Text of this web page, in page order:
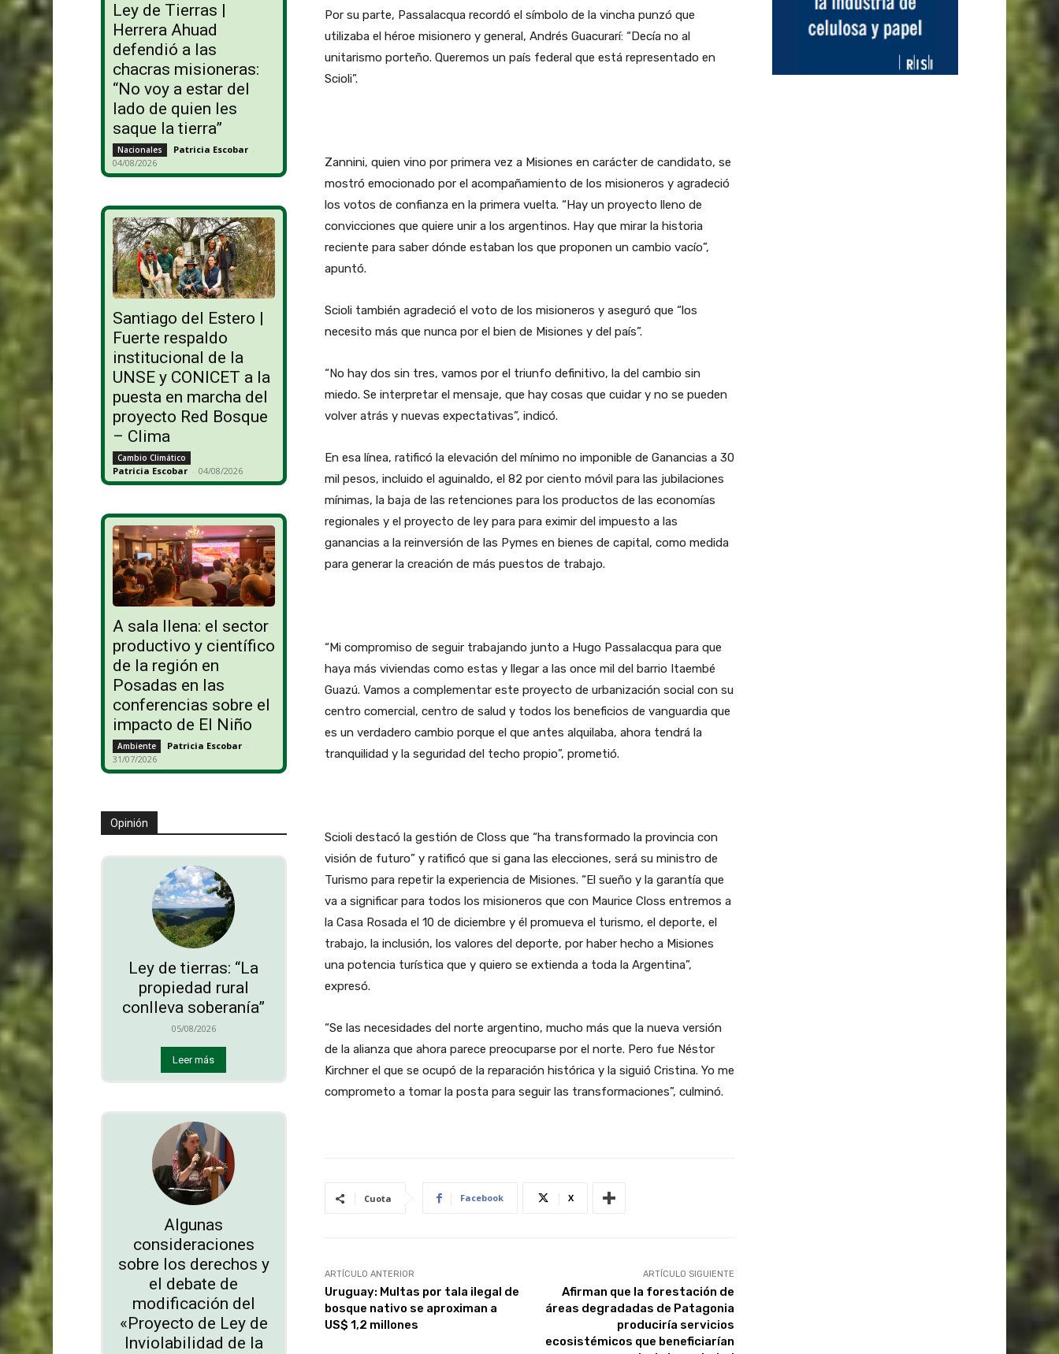
Ley de Tierras |
Herrera Ahuad
defendió a las
chacras misioneras:
“No voy a estar del
lado de quien les
saque la tierra”
Nacionales Patricia Escobar -
04/08/2026
Santiago del Estero |
Fuerte respaldo
institucional de la
UNSE y CONICET a la
puesta en marcha del
proyecto Red Bosque
– Clima
Cambio Climático
Patricia Escobar - 04/08/2026
A sala llena: el sector
productivo y científico
de la región en
Posadas en las
conferencias sobre el
impacto de El Niño
Ambiente Patricia Escobar -
31/07/2026
Opinión
Ley de tierras: “La
propiedad rural
conlleva soberanía”
05/08/2026
Leer más
Algunas
consideraciones
sobre los derechos y
el debate de
modificación del
«Proyecto de Ley de
Inviolabilidad de la
Por su parte, Passalacqua recordó el símbolo de la vincha punzó que
utilizaba el héroe misionero y general, Andrés Guacurarí: “Decía no al
unitarismo porteño. Queremos un país federal que está representado en
Scioli”.
Zannini, quien vino por primera vez a Misiones en carácter de candidato, se
mostró emocionado por el acompañamiento de los misioneros y agradeció
los votos de confianza en la primera vuelta. “Hay un proyecto lleno de
convicciones que quiere unir a los argentinos. Hay que mirar la historia
reciente para saber dónde estaban los que proponen un cambio vacío”,
apuntó.
Scioli también agradeció el voto de los misioneros y aseguró que “los
necesito más que nunca por el bien de Misiones y del país”.
“No hay dos sin tres, vamos por el triunfo definitivo, la del cambio sin
miedo. Se interpretar el mensaje, que hay cosas que cuidar y no se pueden
volver atrás y nuevas expectativas”, indicó.
En esa línea, ratificó la elevación del mínimo no imponible de Ganancias a 30
mil pesos, incluido el aguinaldo, el 82 por ciento móvil para las jubilaciones
mínimas, la baja de las retenciones para los productos de las economías
regionales y el proyecto de ley para para eximir del impuesto a las
ganancias a la reinversión de las Pymes en bienes de capital, como medida
para generar la creación de más puestos de trabajo.
“Mi compromiso de seguir trabajando junto a Hugo Passalacqua para que
haya más viviendas como estas y llegar a las once mil del barrio Itaembé
Guazú. Vamos a complementar este proyecto de urbanización social con su
centro comercial, centro de salud y todos los beneficios de vanguardia que
es un verdadero cambio porque el que antes alquilaba, ahora tendrá la
tranquilidad y la seguridad del techo propio”, prometió.
Scioli destacó la gestión de Closs que “ha transformado la provincia con
visión de futuro” y ratificó que si gana las elecciones, será su ministro de
Turismo para repetir la experiencia de Misiones. “El sueño y la garantía que
va a significar para todos los misioneros que con Maurice Closs entremos a
la Casa Rosada el 10 de diciembre y él promueva el turismo, el deporte, el
trabajo, la inclusión, los valores del deporte, por haber hecho a Misiones
una potencia turística que y quiero se extienda a toda la Argentina”,
expresó.
“Se las necesidades del norte argentino, mucho más que la nueva versión
de la alianza que ahora parece preocuparse por el norte. Pero fue Néstor
Kirchner el que se ocupó de la reparación histórica y la siguió Cristina. Yo me
comprometo a tomar la posta para seguir las transformaciones”, culminó.
Cuota Facebook X
ARTÍCULO ANTERIOR
Uruguay: Multas por tala ilegal de
bosque nativo se aproximan a
US$ 1,2 millones
ARTÍCULO SIGUIENTE
Afirman que la forestación de
áreas degradadas de Patagonia
produciría servicios
ecosistémicos que beneficiarían